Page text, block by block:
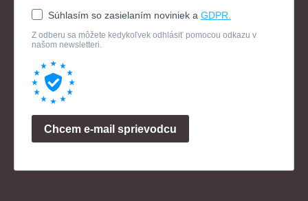
Súhlasím so zasielaním noviniek a GDPR.
Z odberu sa môžete kedykoľvek odhlásiť pomocou odkazu v
našom newsletteri.
Chcem e-mail sprievodcu